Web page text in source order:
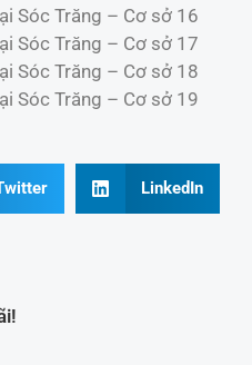
Sóc Trăng – Cơ sở 16
Sóc Trăng – Cơ sở 17
Sóc Trăng – Cơ sở 18
Sóc Trăng – Cơ sở 19
LinkedIn